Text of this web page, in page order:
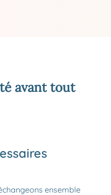
avant tout
ensemble